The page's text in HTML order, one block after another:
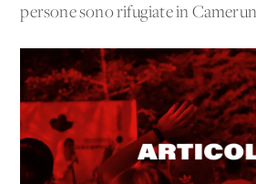
persone sono rifugiate in